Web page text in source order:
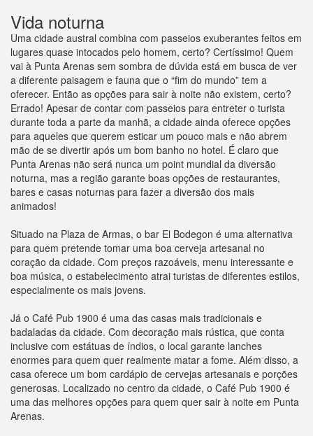
Vida noturna
Uma cidade austral combina com passeios exuberantes feitos em
lugares quase intocados pelo homem, certo? Certíssimo! Quem
vai à Punta Arenas sem sombra de dúvida está em busca de ver
a diferente paisagem e fauna que o “fim do mundo” tem a
oferecer. Então as opções para sair à noite não existem, certo?
Errado! Apesar de contar com passeios para entreter o turista
durante toda a parte da manhã, a cidade ainda oferece opções
para aqueles que querem esticar um pouco mais e não abrem
mão de se divertir após um bom banho no hotel. É claro que
Punta Arenas não será nunca um point mundial da diversão
noturna, mas a região garante boas opções de restaurantes,
bares e casas noturnas para fazer a diversão dos mais
animados!
Situado na Plaza de Armas, o bar El Bodegon é uma alternativa
para quem pretende tomar uma boa cerveja artesanal no
coração da cidade. Com preços razoáveis, menu interessante e
boa música, o estabelecimento atrai turistas de diferentes estilos,
especialmente os mais jovens.
Já o Café Pub 1900 é uma das casas mais tradicionais e
badaladas da cidade. Com decoração mais rústica, que conta
inclusive com estátuas de índios, o local garante lanches
enormes para quem quer realmente matar a fome. Além disso, a
casa oferece um bom cardápio de cervejas artesanais e porções
generosas. Localizado no centro da cidade, o Café Pub 1900 é
uma das melhores opções para quem quer sair à noite em Punta
Arenas.